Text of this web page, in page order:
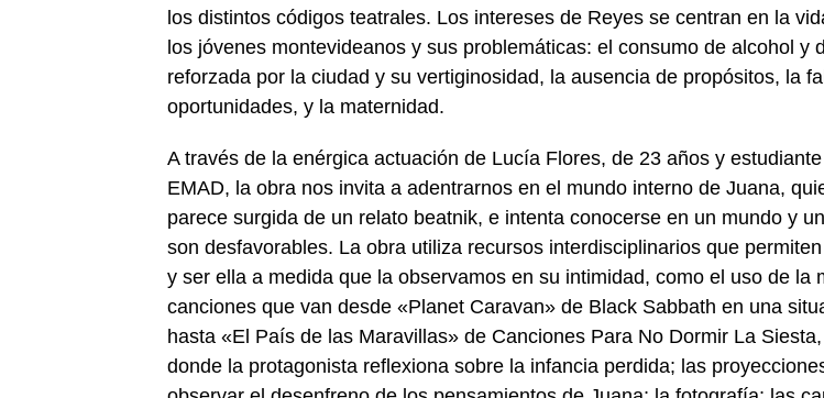
los distintos códigos teatrales. Los intereses de Reyes se centran en la
los jóvenes montevideanos y sus problemáticas: el consumo de alcohol y
reforzada por la ciudad y su vertiginosidad, la ausencia de propósitos, la
oportunidades, y la maternidad.
A través de la enérgica actuación de Lucía Flores, de 23 años y
EMAD, la obra nos invita a adentrarnos en el mundo interno de Juana,
parece surgida de un relato beatnik, e intenta conocerse en un mundo y
son desfavorables. La obra utiliza recursos interdisciplinarios que
y ser ella a medida que la observamos en su intimidad, como el uso de la
canciones que van desde «Planet Caravan» de Black Sabbath en una
hasta «El País de las Maravillas» de Canciones Para No Dormir La
donde la protagonista reflexiona sobre la infancia perdida; las